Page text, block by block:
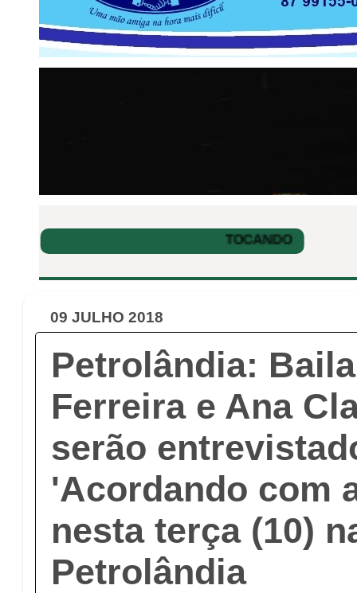
09 JULHO 2018
Petrolândia:
Ferreira e Ana
serão
'Acordando com
nesta terça (10)
Petrolândia